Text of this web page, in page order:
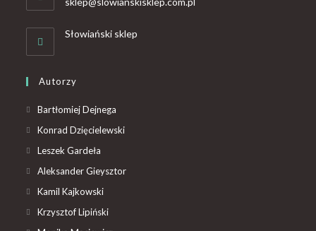
Słowiański sklep
Autorzy
Bartłomiej Dejnega
Konrad Dzięcielewski
Leszek Gardeła
Aleksander Gieysztor
Kamil Kajkowski
Krzysztof Lipiński